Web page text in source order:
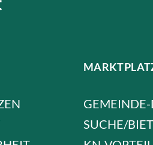
GEMEINDE-
SUCHE/